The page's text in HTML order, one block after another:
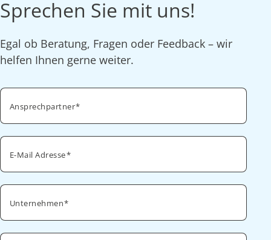
Sprechen Sie mit uns!
Egal ob Beratung, Fragen oder Feedback – wir
helfen Ihnen gerne weiter.
Ansprechpartner
E-Mail Adresse
Unternehmen